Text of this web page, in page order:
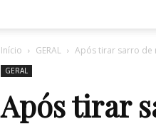
Início GERAL Após tirar sarro de
GERAL
Após tirar